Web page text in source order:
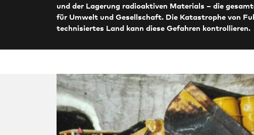
und der Lagerung radioaktiven Materials – die
für Umwelt und Gesellschaft. Die Katastrophe von
technisiertes Land kann diese Gefahren kontrollieren.